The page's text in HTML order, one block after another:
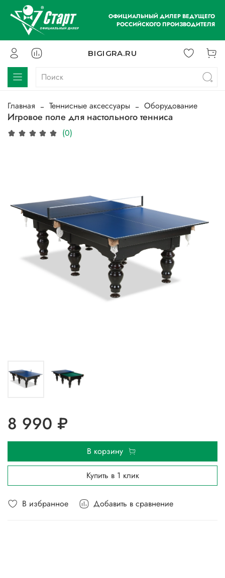
ОФИЦИАЛЬНЫЙ ДИЛЕР ВЕДУЩЕГО
РОССИЙСКОГО ПРОИЗВОДИТЕЛЯ
BIGIGRA.RU
Главная Теннисные аксессуары Оборудование
Игровое поле для настольного тенниса
(0)
В избранное Добавить в сравнение
8 990 ₽
В корзину
Купить в 1 клик